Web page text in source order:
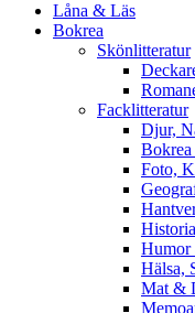
Låna & Läs
Bokrea
Skönlitteratur
Facklitteratur
Djur,
Foto,
Historia
Humor
Hälsa,
Mat &